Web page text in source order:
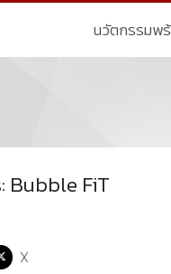
นวัตกรรมพ
Bubble FiT
X